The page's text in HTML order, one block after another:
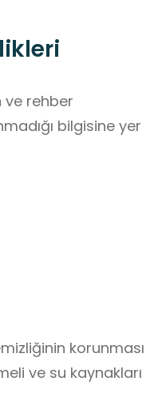
ve rehber
bilgisine yer
korunması
ve su kaynakları